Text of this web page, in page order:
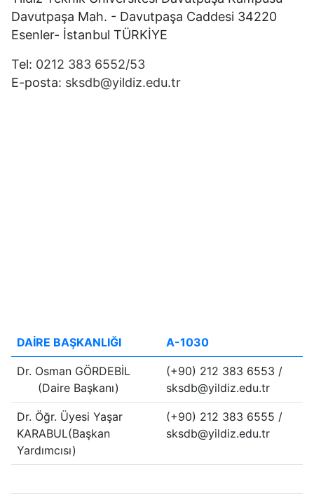
Davutpaşa Mah. - Davutpaşa Caddesi 34220
Esenler- İstanbul TÜRKİYE
Tel: 0212 383 6552/53
E-posta: sksdb@yildiz.edu.tr
DAİRE BAŞKANLIĞI A-1030
Dr. Osman GÖRDEBİL
(Daire Başkanı)
(+90) 212 383 6553 /
sksdb@yildiz.edu.tr
Dr. Öğr. Üyesi Yaşar
KARABUL(Başkan
Yardımcısı)
(+90) 212 383 6555 /
sksdb@yildiz.edu.tr